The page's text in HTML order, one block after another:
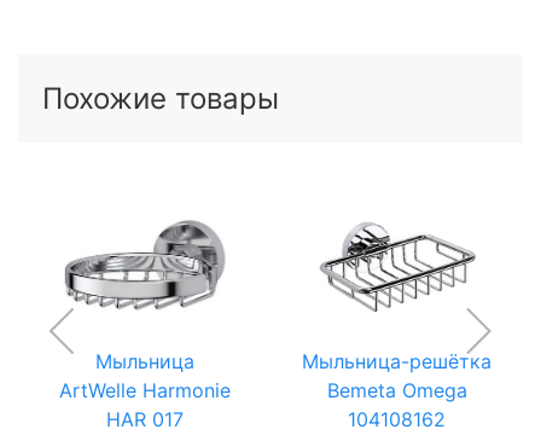
Похожие товары
Мыльница
ArtWelle Harmonie
HAR 017
Мыльница-решётка
Bemeta Omega
104108162